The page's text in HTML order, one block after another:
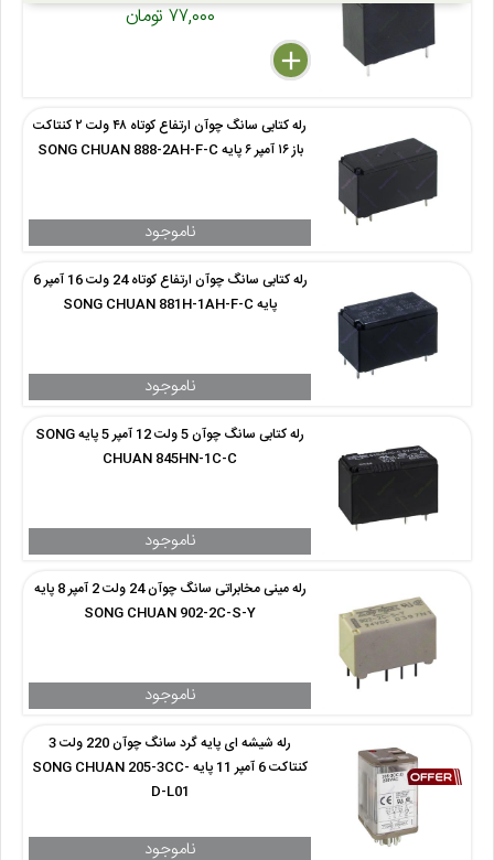
۷۷,۰۰۰ تومان
delete
remove
add
رله کتابی سانگ چوآن ارتفاع کوتاه ۴۸ ولت ۲ کنتاکت
باز ۱۶ آمپر ۶ پایه SONG CHUAN 888-2AH-F-C
رله کتابی سانگ چوآن ارتفاع کوتاه 24 ولت 16 آمپر 6
پایه SONG CHUAN 881H-1AH-F-C
رله کتابی سانگ چوآن 5 ولت 12 آمپر 5 پایه SONG
CHUAN 845HN-1C-C
رله مینی مخابراتی سانگ چوآن 24 ولت 2 آمپر 8 پایه
SONG CHUAN 902-2C-S-Y
رله شیشه ای پایه گرد سانگ چوآن 220 ولت 3
کنتاکت 6 آمپر 11 پایه SONG CHUAN 205-3CC-
D-L01